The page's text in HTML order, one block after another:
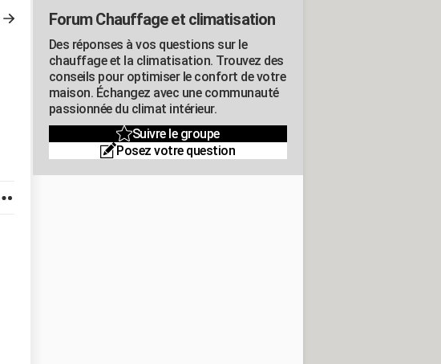
Forum Chauffage et climatisation
Des réponses à vos questions sur le
chauffage et la climatisation. Trouvez des
conseils pour optimiser le confort de votre
maison. Échangez avec une communauté
passionnée du climat intérieur.
Suivre le groupe
Posez votre question